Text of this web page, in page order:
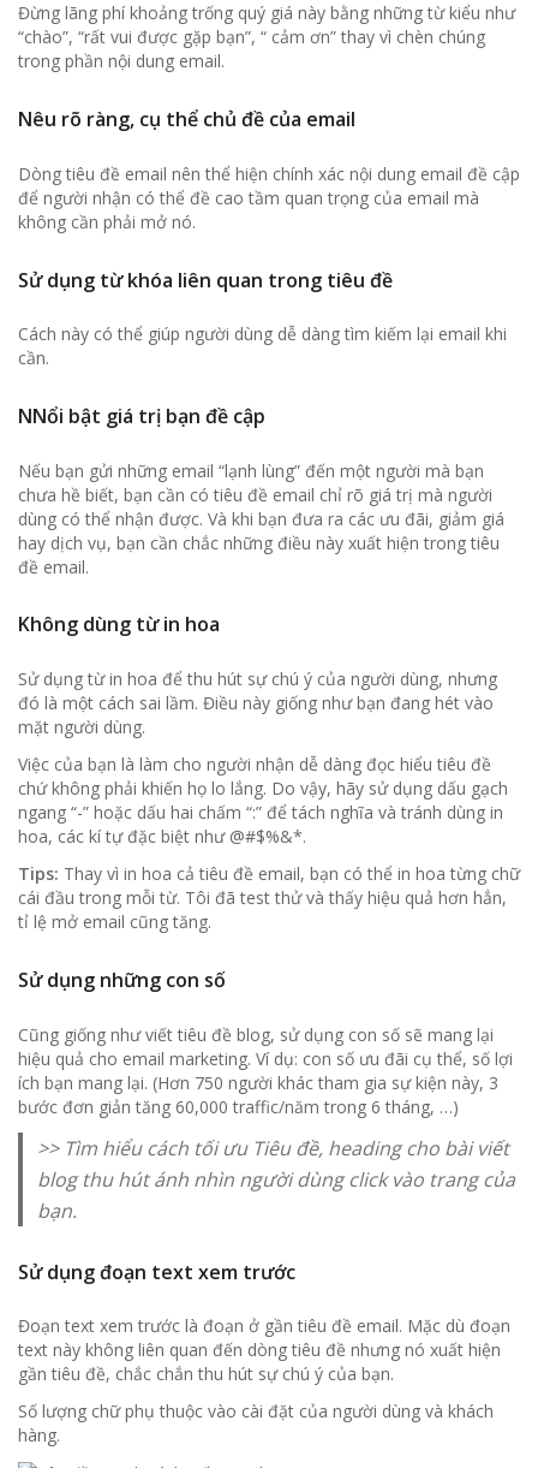
Đừng lãng phí khoảng trống quý giá này bằng những từ kiểu như
“chào”, “rất vui được gặp bạn”, “ cảm ơn” thay vì chèn chúng
trong phần nội dung email.
Nêu rõ ràng, cụ thể chủ đề của email
Dòng tiêu đề email nên thể hiện chính xác nội dung email đề cập
để người nhận có thể đề cao tầm quan trọng của email mà
không cần phải mở nó.
Sử dụng từ khóa liên quan trong tiêu đề
Cách này có thể giúp người dùng dễ dàng tìm kiếm lại email khi
cần.
NNổi bật giá trị bạn đề cập
Nếu bạn gửi những email “lạnh lùng” đến một người mà bạn
chưa hề biết, bạn cần có tiêu đề email chỉ rõ giá trị mà người
dùng có thể nhận được. Và khi bạn đưa ra các ưu đãi, giảm giá
hay dịch vụ, bạn cần chắc những điều này xuất hiện trong tiêu
đề email.
Không dùng từ in hoa
Sử dụng từ in hoa để thu hút sự chú ý của người dùng, nhưng
đó là một cách sai lầm. Điều này giống như bạn đang hét vào
mặt người dùng.
Việc của bạn là làm cho người nhận dễ dàng đọc hiểu tiêu đề
chứ không phải khiến họ lo lắng. Do vậy, hãy sử dụng dấu gạch
ngang “-” hoặc dấu hai chấm “:” để tách nghĩa và tránh dùng in
hoa, các kí tự đặc biệt như @#$%&*.
Tips: Thay vì in hoa cả tiêu đề email, bạn có thể in hoa từng chữ
cái đầu trong mỗi từ. Tôi đã test thử và thấy hiệu quả hơn hẳn,
tỉ lệ mở email cũng tăng.
Sử dụng những con số
Cũng giống như viết tiêu đề blog, sử dụng con số sẽ mang lại
hiệu quả cho email marketing. Ví dụ: con số ưu đãi cụ thể, số lợi
ích bạn mang lại. (Hơn 750 người khác tham gia sự kiện này, 3
bước đơn giản tăng 60,000 traffic/năm trong 6 tháng, …)
>> Tìm hiểucách tối ưu Tiêu đề, heading cho bài viết
blogthu hút ánh nhìn người dùng click vào trang của
bạn.
Sử dụng đoạn text xem trước
Đoạn text xem trước là đoạn ở gần tiêu đề email. Mặc dù đoạn
text này không liên quan đến dòng tiêu đề nhưng nó xuất hiện
gần tiêu đề, chắc chắn thu hút sự chú ý của bạn.
Số lượng chữ phụ thuộc vào cài đặt của người dùng và khách
hàng.